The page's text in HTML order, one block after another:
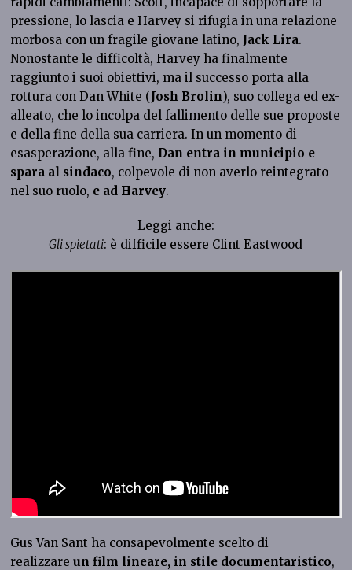
pressione, lo lascia e Harvey si rifugia in una relazione
morbosa con un fragile giovane latino, Jack Lira.
Nonostante le difficoltà, Harvey ha finalmente
raggiunto i suoi obiettivi, ma il successo porta alla
rottura con Dan White (Josh Brolin), suo collega ed ex-
alleato, che lo incolpa del fallimento delle sue proposte
e della fine della sua carriera. In un momento di
esasperazione, alla fine, Dan entra in municipio e
spara al sindaco, colpevole di non averlo reintegrato
nel suo ruolo, e ad Harvey.
Leggi anche:
Gli spietati: è difficile essere Clint Eastwood
Gus Van Sant ha consapevolmente scelto di
realizzare un film lineare, in stile documentaristico,